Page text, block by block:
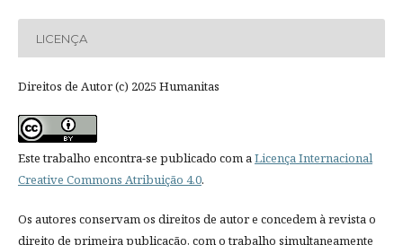
LICENÇA
Direitos de Autor (c) 2025 Humanitas
Este trabalho encontra-se publicado com aLicença Internacional
Creative Commons Atribuição 4.0.
Os autores conservam os direitos de autor e concedem à revista o
direito de primeira publicação, com o trabalho simultaneamente